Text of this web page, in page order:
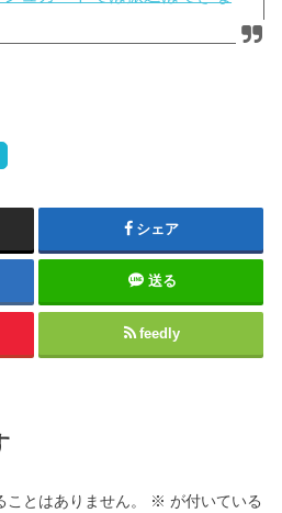
シェア
送る
feedly
とはありません。 ※ が付いている